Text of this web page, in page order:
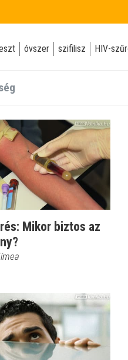
óvszer szifilisz HIV-
Mikor biztos az